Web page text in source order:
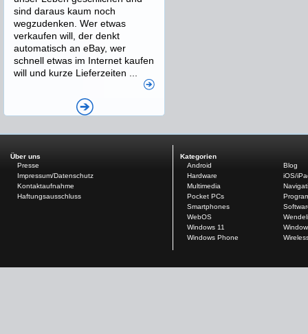
sind daraus kaum noch
wegzudenken. Wer etwas
verkaufen will, der denkt
automatisch an eBay, wer
schnell etwas im Internet kaufen
will und kurze Lieferzeiten ...
Über uns
Presse
Impressum/Datenschutz
Kontaktaufnahme
Haftungsausschluss
Kategorien
Android
Blog
Hardware
iOS/
Multimedia
Pocket PCs
Smartphones
WebOS
Windows 11
Windows Phone